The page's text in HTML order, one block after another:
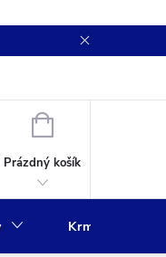
NÁKUPNÍ
Prázdný košík
Krmivo